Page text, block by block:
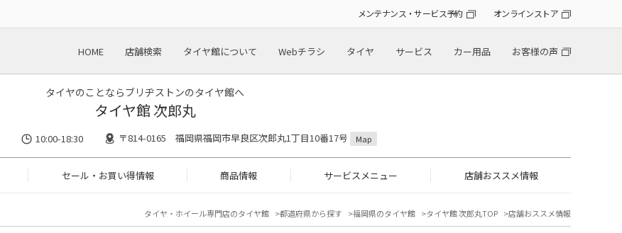
メンテナンス・サービス予約 オンラインストア
HOME 店舗検索 タイヤ館について Webチラシ タイヤ サービス カー用品 お客様の声
タイヤのことならブリヂストンのタイヤ館へ
タイヤ館 次郎丸
10:00-18:30 〒814-0165 福岡県福岡市早良区次郎丸1丁目10番17号 Map
セール・お買い得情報 商品情報 サービスメニュー 店舗おススメ情報
タイヤ・ホイール専門店のタイヤ館 都道府県から探す 福岡県のタイヤ館 タイヤ館 次郎丸TOP 店舗おススメ情報